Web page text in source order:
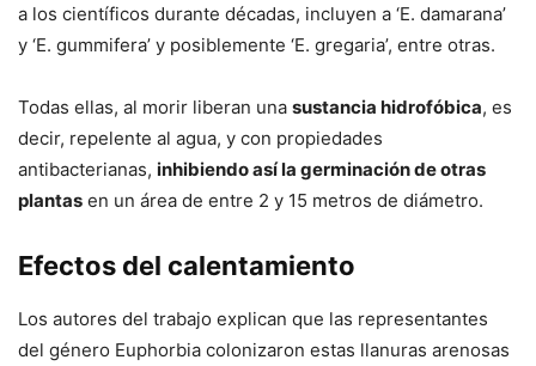
a los científicos durante décadas, incluyen a ‘E. damarana’
y ‘E. gummifera’ y posiblemente ‘E. gregaria’, entre otras.
Todas ellas, al morir liberan una sustancia hidrofóbica, es
decir, repelente al agua, y con propiedades
antibacterianas, inhibiendo así la germinación de otras
plantas en un área de entre 2 y 15 metros de diámetro.
Efectos del calentamiento
Los autores del trabajo explican que las representantes
del género Euphorbia colonizaron estas llanuras arenosas